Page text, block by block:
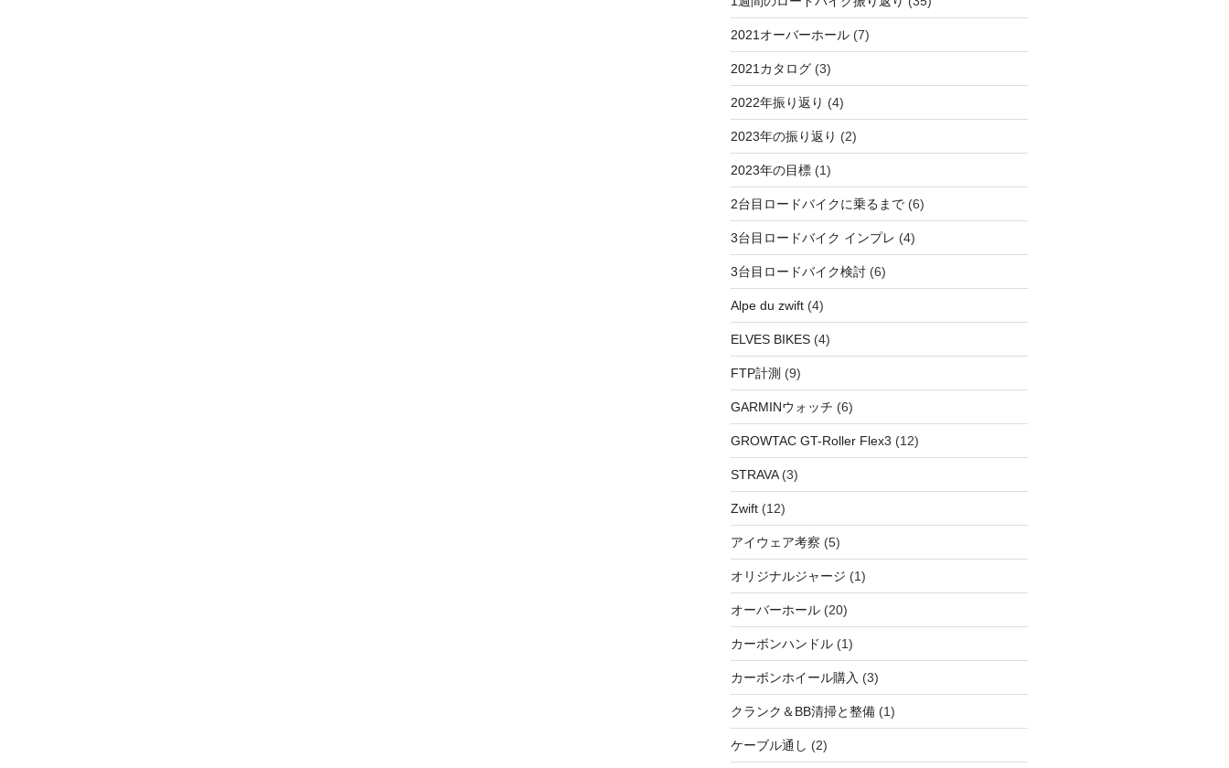
2021オーバーホール(7)
2021カタログ(3)
2022年振り返り (4)
2023年の振り返り (2)
2023年の目標(1)
2台目ロードバイクに乗るまで(6)
3台目ロードバイク インプレ (4)
3台目ロードバイク検討(6)
Alpe du zwift(4)
ELVES BIKES(4)
FTP計測 (9)
GARMINウォッチ (6)
GROWTAC GT-Roller Flex3 (12)
STRAVA(3)
Zwift(12)
アイウェア考察 (5)
オリジナルジャージ (1)
オーバーホール(20)
カーボンハンドル(1)
カーボンホイール購入 (3)
クランク＆BB清掃と整備(1)
ケーブル通し (2)